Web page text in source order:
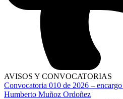
AVISOS Y CONVOCATORIAS
Convocatoria 010 de 2026 –
Humberto Muñoz Ordoñez